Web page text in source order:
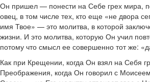
Он пришел — понести на Себе грех мира,
овец, в том числе тех, кто еще «не двора
имя Твое» — это молитва, в которой
жизни. И это молитва, которую Он учил
потому что смысл ее совершенно тот же:
Как при Крещении, когда Он взял на Себя
Преображения, когда Он говорил с